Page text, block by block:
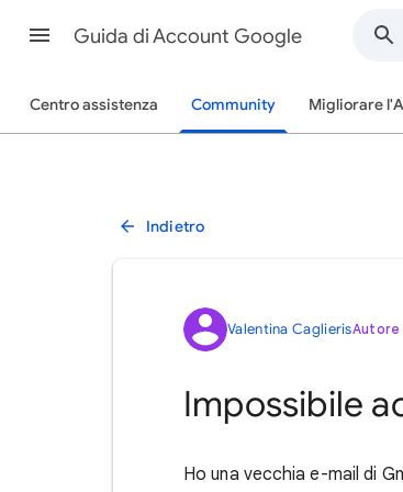
Guida di Account Google
Centro assistenza Community Migliorare
Indietro
Valentina CaglierisAutore
Impossibile
Ho una vecchia e-mail di